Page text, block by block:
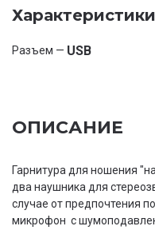
Разъем — USB
ОПИСАНИЕ
Гарнитура для ношения
два наушника для
случае от предпочтения
микрофон с